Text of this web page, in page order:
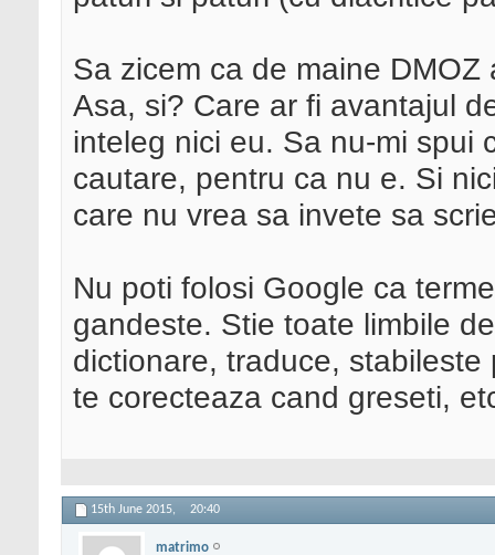
Sa zicem ca de maine
Asa, si? Care ar fi avantajul
inteleg nici eu. Sa nu-mi spui
cautare, pentru ca nu e. Si
care nu vrea sa invete sa
Nu poti folosi Google ca
gandeste. Stie toate limbile
dictionare, traduce,
te corecteaza cand greseti,
15th June 2015, 20:40
matrimo